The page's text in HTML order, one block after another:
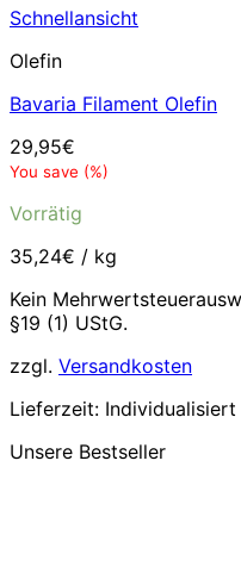
Schnellansicht
Olefin
Bavaria Filament Olefin
29,95€
You save (%)
Vorrätig
35,24€ / kg
Kein
§19 (1) UStG.
zzgl. Versandkosten
Lieferzeit: Individualisiert
Unsere Bestseller